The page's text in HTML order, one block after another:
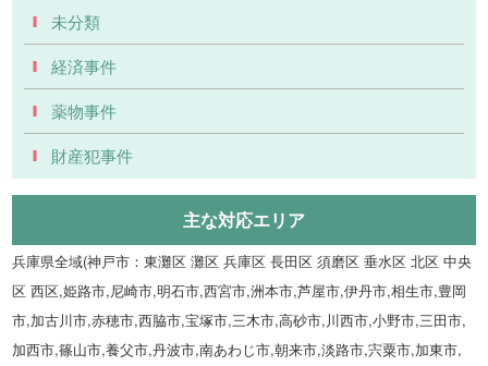
未分類
経済事件
薬物事件
財産犯事件
主な対応エリア
兵庫県全域(神戸市：東灘区 灘区 兵庫区 長田区 須磨区 垂水区 北区 中央
区 西区,姫路市,尼崎市,明石市,西宮市,洲本市,芦屋市,伊丹市,相生市,豊岡
市,加古川市,赤穂市,西脇市,宝塚市,三木市,高砂市,川西市,小野市,三田市,
加西市,篠山市,養父市,丹波市,南あわじ市,朝来市,淡路市,宍粟市,加東市,